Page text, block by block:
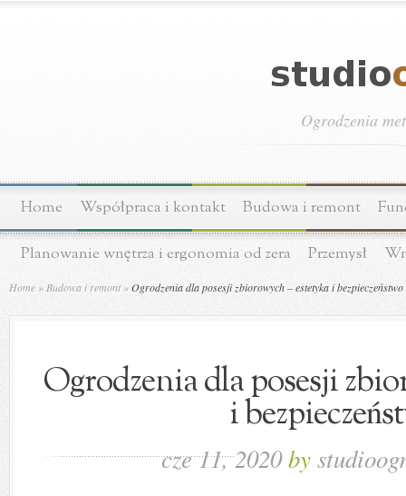
Ogrodzenia
Home Współpraca i kontakt Budowa i remont
Planowanie wnętrza i ergonomia od zera Przemysł
Home » Budowa i remont »Ogrodzenia dla posesji zbiorowych – estetyka i bezpieczeństwo
Ogrodzenia dla posesji
i
cze 11, 2020by